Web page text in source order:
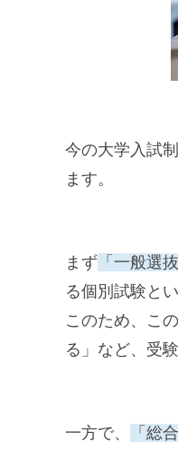
今の大学入試
ます。
まず 「一般選抜
る個別試験と
このため、こ
る」など、受
一方で、 「総